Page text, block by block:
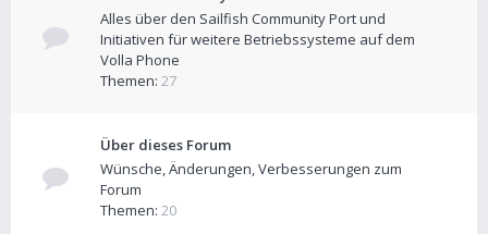
Alles über den Sailfish Community Port und
Initiativen für weitere Betriebssysteme auf dem
Volla Phone
Themen: 27
Über dieses Forum
Wünsche, Änderungen, Verbesserungen zum
Forum
Themen: 20